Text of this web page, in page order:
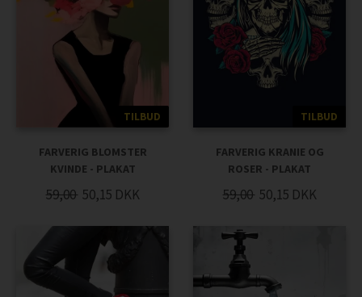
TILBUD
FARVERIG BLOMSTER
KVINDE - PLAKAT
59,00 50,15 DKK
TILBUD
FARVERIG KRANIE OG
ROSER - PLAKAT
59,00 50,15 DKK